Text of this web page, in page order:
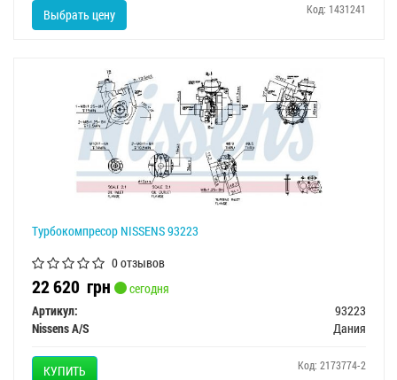
Выбрать цену Код: 1431241
Турбокомпресор NISSENS 93223
0 отзывов
22 620 грн
сегодня
Артикул:
93223
Nissens A/S
Дания
КУПИТЬ Код: 2173774-2